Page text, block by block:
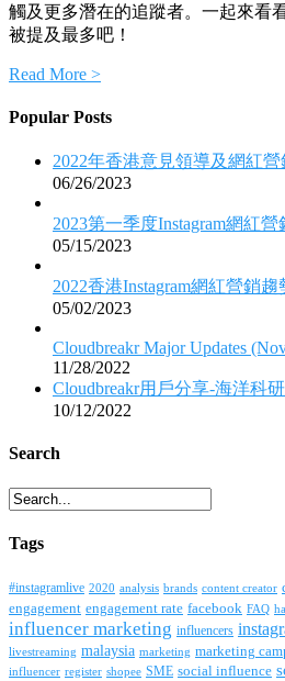
觸及更多潛在的追蹤者。一起來看
被提及最多吧！
Read More >
Popular Posts
2022年香港意見領導及網紅營
06/26/2023
2023第一季度Instagram網紅
05/15/2023
2022香港Instagram網紅營銷
05/02/2023
Cloudbreakr Major Updates
11/28/2022
Cloudbreakr用戶分享-海洋科
10/12/2022
Search
Tags
#instagramlive 2020 analysis brands content creator
engagement engagement rate facebook FAQ
influencer marketing influencers
livestreaming malaysia marketing marketing
influencer register shopee SME social influence